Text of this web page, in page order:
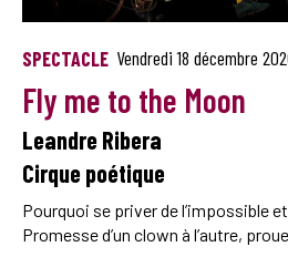
SPECTACLE Vendredi 18 décembre
Fly me to the Moon
Leandre Ribera
Cirque poétique
Pourquoi se priver de l’impossible
Promesse d’un clown à l’autre,